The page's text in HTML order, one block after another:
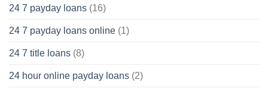
24 7 payday loans (16)
24 7 payday loans online (1)
24 7 title loans (8)
24 hour online payday loans (2)